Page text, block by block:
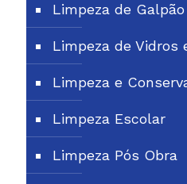
Limpeza de Galpão
Limpeza de Vidros
Limpeza e
Limpeza Escolar
Limpeza Pós Obra